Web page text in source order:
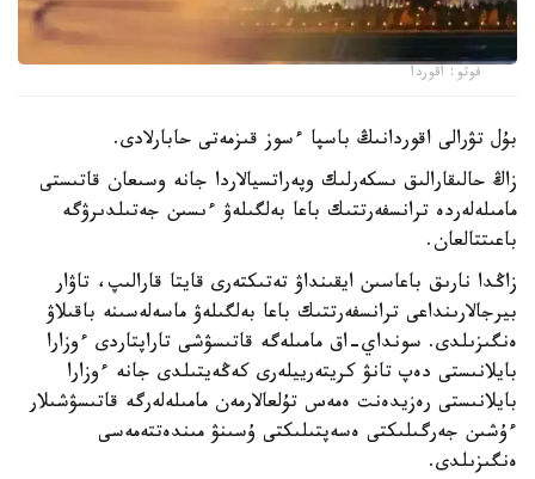
فوتو: اقوردا
بۇل تۋرالى اقوردانىڭ باسپا ءسوز قىزمەتى حابارلادى.
زاڭ حالىقارالىق ىسكەرلىك وپەراتسيالاردا جانە وسىعان قاتىستى
مامىلەلەردە ترانسفەرتتىك باعا بەلگىلەۋ ءىسىن جەتىلدىرۋگە
باعىتتالعان.
زاڭدا نارىق باعاسىن ايقىنداۋ تەتىكتەرى قايتا قارالىپ، تاۋار
بيرجالارىنداعى ترانسفەرتتىك باعا بەلگىلەۋ ماسەلەسىنە باقىلاۋ
ەنگىزىلدى. سونداي-اق مامىلەگە قاتىسۋشى تاراپتاردى ءوزارا
بايلانىستى دەپ تانۋ كريتەرييلەرى كەڭەيتىلدى جانە ءوزارا
بايلانىستى رەزيدەنت ەمەس تۇلعالارمەن مامىلەلەرگە قاتىسۋشىلار
ءۇشىن جەرگىلىكتى ەسەپتىلىكتى ۇسىنۋ مىندەتتەمەسى
ەنگىزىلدى.